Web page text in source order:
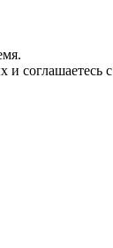
и соглашаетесь с